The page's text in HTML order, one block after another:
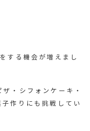
する機会が増えまし
・シフォンケーキ・
作りにも挑戦してい